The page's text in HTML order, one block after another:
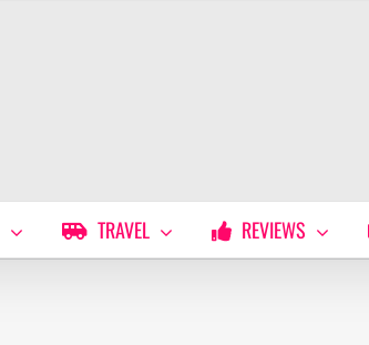
TRAVEL REVIEWS